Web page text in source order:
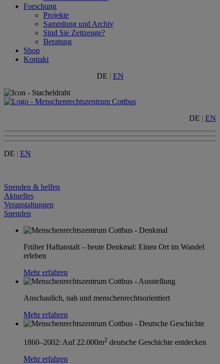
Forschung
Projekte
Sammlung und Archiv
Sind Sie Zeitzeuge?
Beratung
Shop
Kontakt
DE | EN
DE | EN
DE | EN
Spenden & helfen
Aktuelles
Veranstaltungen
Spenden
Früher Haftanstalt – heute Denkmal: Einen Ort im Wandel
erleben
Mehr erfahren
Anschaulich, nah und menschenrechtsorientiert
Mehr erfahren
1860–2002: Auf 22.000m2 deutsche Geschichte entdecken
Mehr erfahren